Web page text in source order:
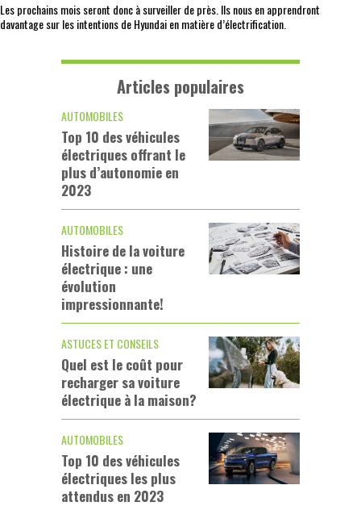
Les prochains mois seront donc à surveiller de près. Ils nous en apprendront
davantage sur les intentions de Hyundai en matière d’électrification.
Articles populaires
AUTOMOBILES
Top 10 des véhicules
électriques offrant le
plus d’autonomie en
2023
AUTOMOBILES
Histoire de la voiture
électrique : une
évolution
impressionnante!
ASTUCES ET CONSEILS
Quel est le coût pour
recharger sa voiture
électrique à la maison?
AUTOMOBILES
Top 10 des véhicules
électriques les plus
attendus en 2023